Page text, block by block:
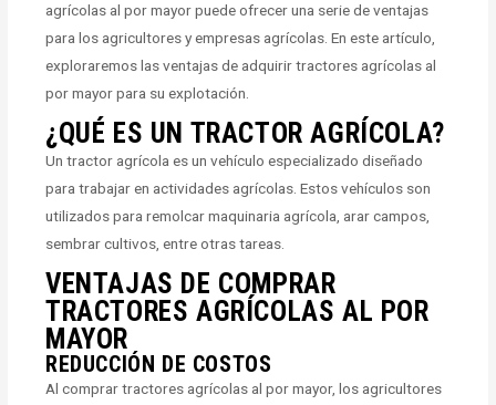
agrícolas al por mayor puede ofrecer una serie de ventajas
para los agricultores y empresas agrícolas. En este artículo,
exploraremos las ventajas de adquirir tractores agrícolas al
por mayor para su explotación.
¿QUÉ ES UN TRACTOR AGRÍCOLA?
Un tractor agrícola es un vehículo especializado diseñado
para trabajar en actividades agrícolas. Estos vehículos son
utilizados para remolcar maquinaria agrícola, arar campos,
sembrar cultivos, entre otras tareas.
VENTAJAS DE COMPRAR
TRACTORES AGRÍCOLAS AL POR
MAYOR
REDUCCIÓN DE COSTOS
Al comprar tractores agrícolas al por mayor, los agricultores